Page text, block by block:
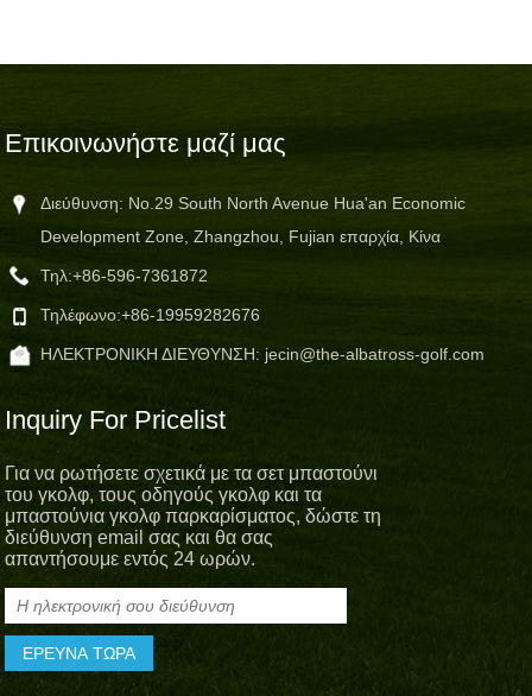
Επικοινωνήστε μαζί μας
Διεύθυνση: No.29 South North Avenue Hua'an Economic
Development Zone, Zhangzhou, Fujian επαρχία, Κίνα
Τηλ:+86-596-7361872
Τηλέφωνο:+86-19959282676
ΗΛΕΚΤΡΟΝΙΚΗ ΔΙΕΥΘΥΝΣΗ: jecin@the-albatross-golf.com
Inquiry For Pricelist
Για να ρωτήσετε σχετικά με τα σετ μπαστούνι
του γκολφ, τους οδηγούς γκολφ και τα
μπαστούνια γκολφ παρκαρίσματος, δώστε τη
διεύθυνση email σας και θα σας
απαντήσουμε εντός 24 ωρών.